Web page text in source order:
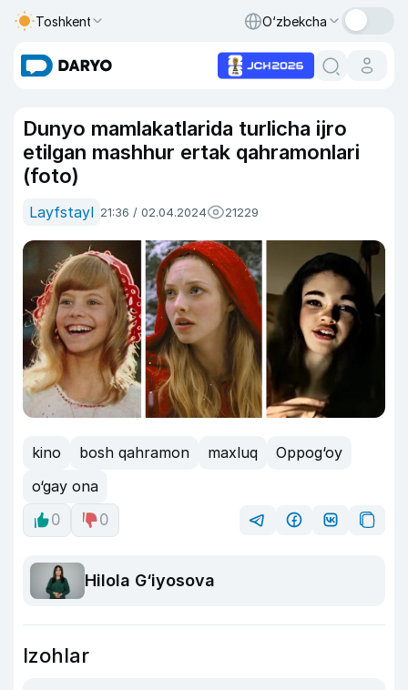
Toshkent O‘zbekcha
Dunyo mamlakatlarida turlicha ijro
etilgan mashhur ertak qahramonlari
(foto)
Layfstayl 21:36 / 02.04.2024 21229
kino bosh qahramon maxluq
Oppog‘oy
o‘gay ona
0
0
Hilola G‘iyosova
Izohlar